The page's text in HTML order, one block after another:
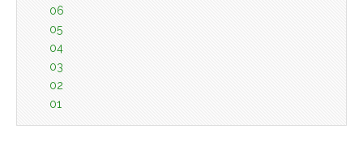
06
05
04
03
02
01